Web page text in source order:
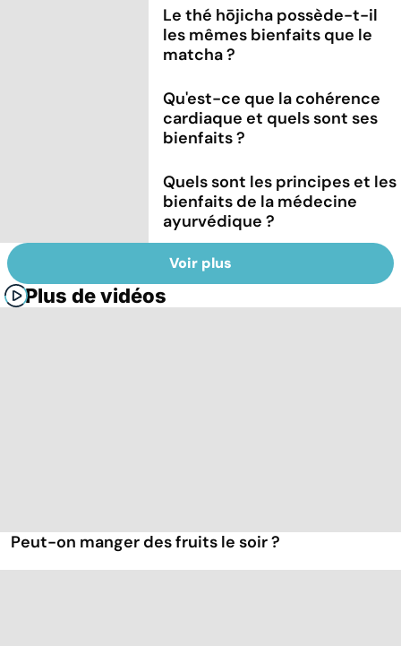
Le thé hōjicha possède-t-il
les mêmes bienfaits que le
matcha ?
Qu'est-ce que la cohérence
cardiaque et quels sont ses
bienfaits ?
Quels sont les principes et les
bienfaits de la médecine
ayurvédique ?
Voir plus
Plus de vidéos
Peut-on manger des fruits le soir ?